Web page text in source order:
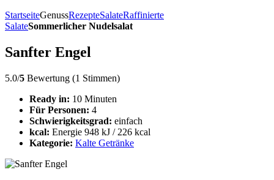
StartseiteGenussRezepteSalateRaffinierte
SalateSommerlicher Nudelsalat
Sanfter Engel
5.0/5 Bewertung (1 Stimmen)
Ready in: 10 Minuten
Für Personen: 4
Schwierigkeitsgrad: einfach
kcal: Energie 948 kJ / 226 kcal
Kategorie: Kalte Getränke